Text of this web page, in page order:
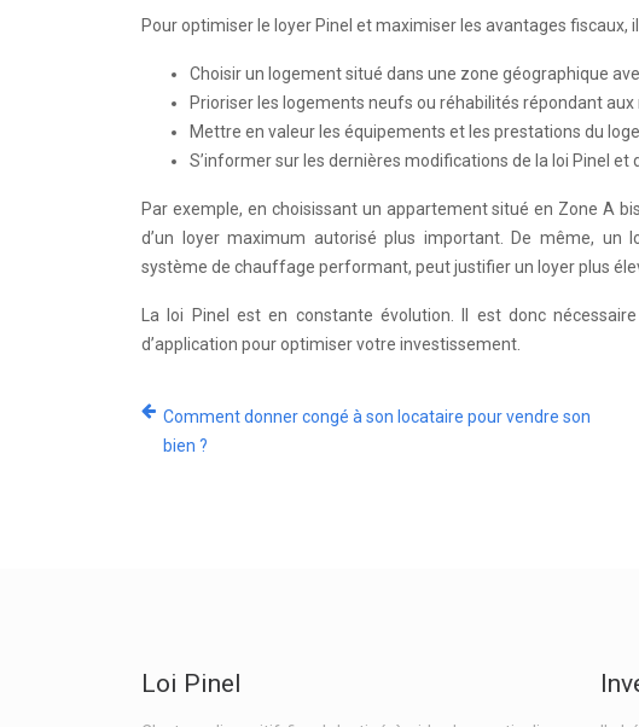
Pour optimiser le loyer Pinel et maximiser les avantages
Choisir un logement situé dans une zone géographique
Prioriser les logements neufs ou réhabilités répondant
Mettre en valeur les équipements et les prestations du
S’informer sur les dernières modifications de la loi Pinel et
Par exemple, en choisissant un appartement situé en Zone A
d’un loyer maximum autorisé plus important. De même, un
système de chauffage performant, peut justifier un loyer plus
La loi Pinel est en constante évolution. Il est donc
d’application pour optimiser votre investissement.
Comment donner congé à son locataire pour vendre son
bien ?
Loi Pinel